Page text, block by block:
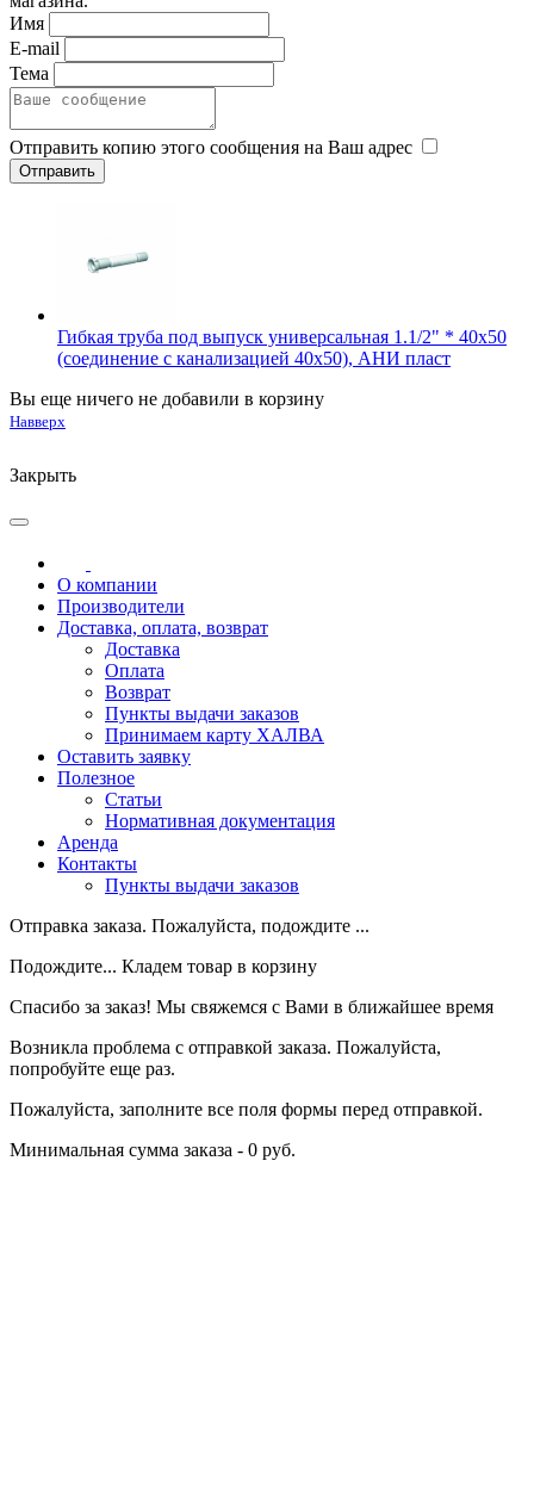
Имя
E-mail
Тема
Отправить копию этого сообщения на Ваш адрес
Гибкая труба под выпуск универсальная 1.1/2" * 40x50
(соединение с канализацией 40х50), АНИ пласт
Вы еще ничего не добавили в корзину
Навверх
Закрыть
О компании
Производители
Доставка, оплата, возврат
Доставка
Оплата
Возврат
Пункты выдачи заказов
Принимаем карту ХАЛВА
Оставить заявку
Полезное
Статьи
Нормативная документация
Аренда
Контакты
Пункты выдачи заказов
Отправка заказа. Пожалуйста, подождите ...
Подождите... Кладем товар в корзину
Спасибо за заказ! Мы свяжемся с Вами в ближайшее время
Возникла проблема с отправкой заказа. Пожалуйста,
попробуйте еще раз.
Пожалуйста, заполните все поля формы перед отправкой.
Минимальная сумма заказа - 0 руб.